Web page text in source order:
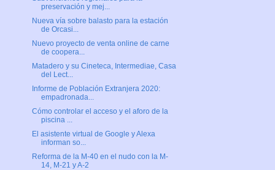
preservación y mej...
Nueva vía sobre balasto para la estación
de Orcasi...
Nuevo proyecto de venta online de carne
de coopera...
Matadero y su Cineteca, Intermediae, Casa
del Lect...
Informe de Población Extranjera 2020:
empadronada...
Cómo controlar el acceso y el aforo de la
piscina ...
El asistente virtual de Google y Alexa
informan so...
Reforma de la M-40 en el nudo con la M-
14, M-21 y A-2